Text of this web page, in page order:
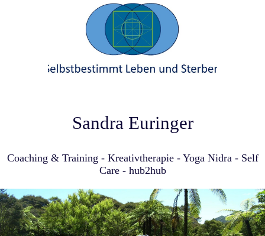
Sandra Euringer
Coaching & Training - Kreativtherapie - Yoga Nidra - Self
Care - hub2hub